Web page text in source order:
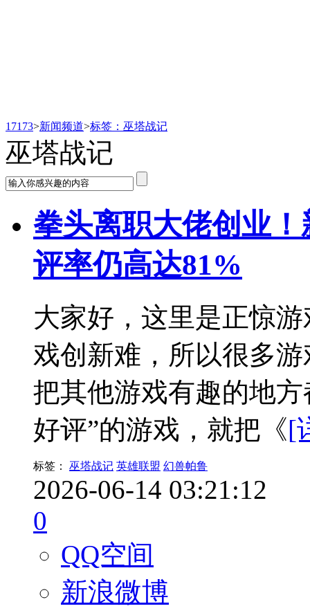
17173>新闻频道>标签：巫塔战记
巫塔战记
拳头离职大佬创业
评率仍高达81%
大家好，这里是正惊
戏创新难，所以很多
把其他游戏有趣的地
好评”的游戏，就把《[
标签： 巫塔战记 英雄联盟 幻兽帕鲁
2026-06-14 03:21:12
0
QQ空间
新浪微博